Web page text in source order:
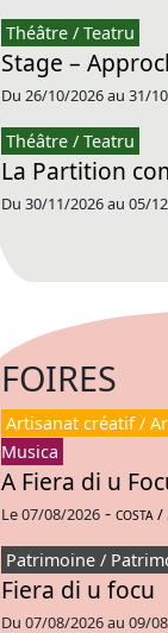
Théâtre / Teatru
Stage –
Du 26/10/2026 au 31/
Théâtre / Teatru
La Partition
Du 30/11/2026 au 05/
FOIRES
Artisanat créatif /
Musica
A Fiera di u
Le 07/08/2026 - COSTA /
Patrimoine /
Fiera di u focu
Du 07/08/2026 au 09/